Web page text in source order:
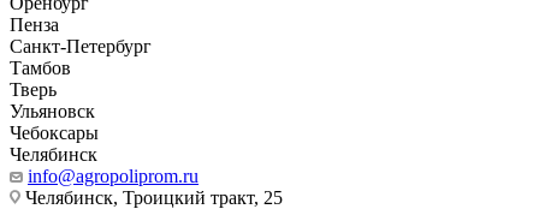
Пенза
Санкт-Петербург
Тамбов
Тверь
Ульяновск
Чебоксары
Челябинск
info@agropoliprom.ru
Челябинск, Троицкий тракт, 25